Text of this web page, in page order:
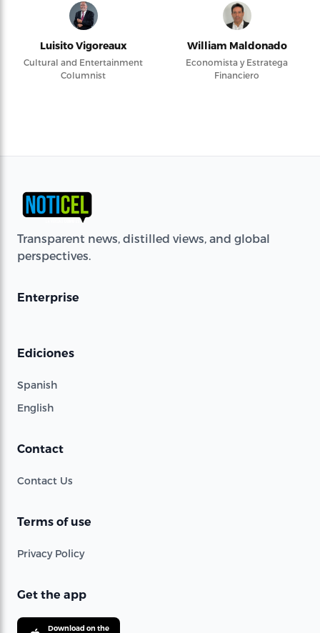
Luisito Vigoreaux
Cultural and Entertainment
Columnist
William Maldonado
Economista y Estratega
Financiero
Transparent news, distilled views, and global
perspectives.
Enterprise
Ediciones
Spanish
English
Contact
Contact Us
Terms of use
Privacy Policy
Get the app
Download on the